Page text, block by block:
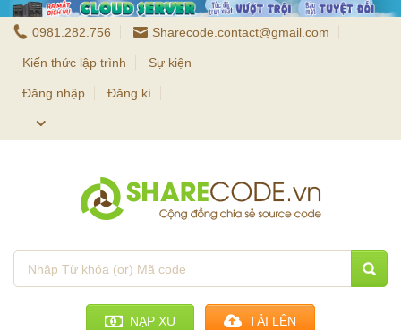
0981.282.756 Sharecode.contact@gmail.com
Kiến thức lập trình Sự kiện
Đăng nhập Đăng kí
NẠP XU TẢI LÊN